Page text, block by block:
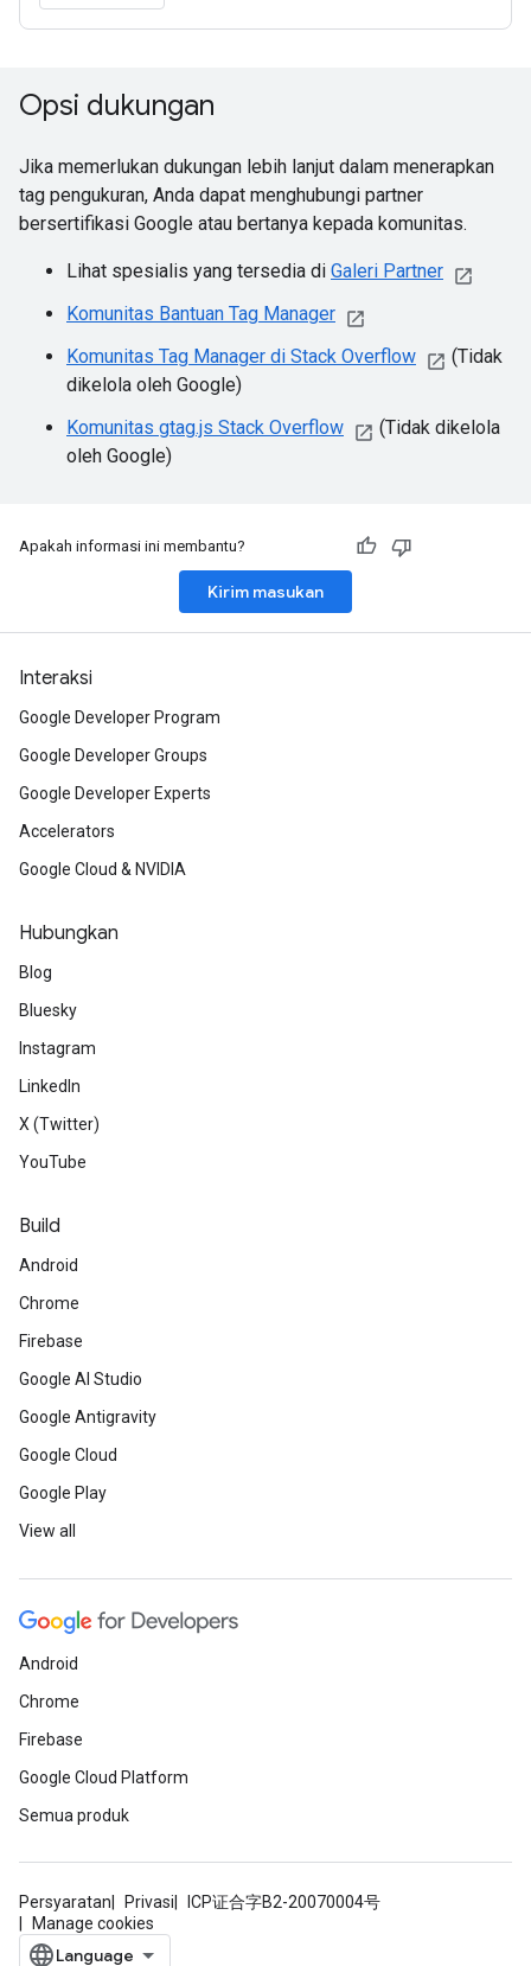
Opsi dukungan
Jika memerlukan dukungan lebih lanjut dalam menerapkan
tag pengukuran, Anda dapat menghubungi partner
bersertifikasi Google atau bertanya kepada komunitas.
Lihat spesialis yang tersedia di Galeri Partner
Komunitas Bantuan Tag Manager
Komunitas Tag Manager di Stack Overflow
(Tidak
dikelola oleh Google)
Komunitas gtag.js Stack Overflow
(Tidak dikelola
oleh Google)
Apakah informasi ini membantu?
Kirim masukan
Interaksi
Google Developer Program
Google Developer Groups
Google Developer Experts
Accelerators
Google Cloud & NVIDIA
Hubungkan
Blog
Bluesky
Instagram
LinkedIn
X (Twitter)
YouTube
Build
Android
Chrome
Firebase
Google AI Studio
Google Antigravity
Google Cloud
Google Play
View all
Android
Chrome
Firebase
Google Cloud Platform
Semua produk
Persyaratan Privasi
ICP证合字B2-20070004号
Manage cookies